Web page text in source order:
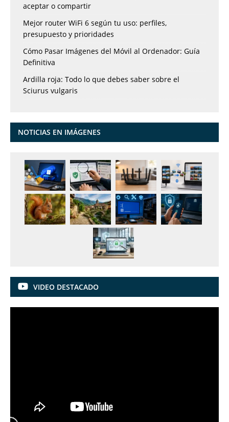
aceptar o compartir
Mejor router WiFi 6 según tu uso: perfiles,
presupuesto y prioridades
Cómo Pasar Imágenes del Móvil al Ordenador: Guía
Definitiva
Ardilla roja: Todo lo que debes saber sobre el
Sciurus vulgaris
NOTICIAS EN IMÁGENES
VIDEO DESTACADO